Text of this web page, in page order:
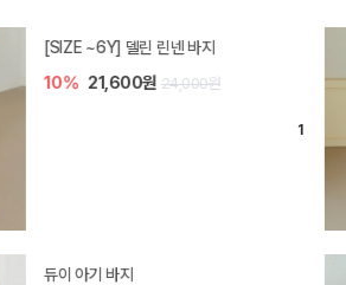
[SIZE ~6Y] 델린 린넨 바지
10% 21,600원 24,000원
듀이 아기 바지